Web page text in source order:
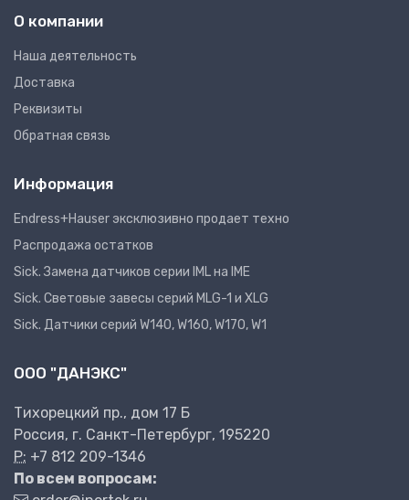
О компании
Наша деятельность
Доставка
Реквизиты
Обратная связь
Информация
Endress+Hauser эксклюзивно продает техно
Распродажа остатков
Sick. Замена датчиков серии IML на IME
Sick. Световые завесы серий MLG-1 и XLG
Sick. Датчики серий W140, W160, W170, W1
ООО "ДАНЭКС"
Тихорецкий пр., дом 17 Б
Россия, г. Санкт-Петербург, 195220
P: +7 812 209-1346
По всем вопросам: